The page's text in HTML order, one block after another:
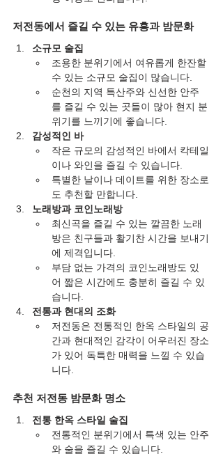
저전동에서 즐길 수 있는 유흥과 밤문화
소규모 술집
조용한 분위기에서 여유롭게 한잔할
수 있는 소규모 술집이 많습니다.
순천의 지역 특산주와 신선한 안주
를 즐길 수 있는 곳들이 많아 현지 분
위기를 느끼기에 좋습니다.
감성적인 바
작은 규모의 감성적인 바에서 칵테일
이나 와인을 즐길 수 있습니다.
특별한 날이나 데이트를 위한 장소로
도 추천할 만합니다.
노래방과 코인노래방
최신곡을 즐길 수 있는 깔끔한 노래
방은 친구들과 활기찬 시간을 보내기
에 제격입니다.
부담 없는 가격의 코인노래방도 있
어 짧은 시간에도 충분히 즐길 수 있
습니다.
전통과 현대의 조화
저전동은 전통적인 한옥 스타일의 공
간과 현대적인 감각이 어우러진 장소
가 있어 독특한 매력을 느낄 수 있습
니다.
추천 저전동 밤문화 명소
전통 한옥 스타일 술집
전통적인 분위기에서 특색 있는 안주
와 술을 즐길 수 있습니다.